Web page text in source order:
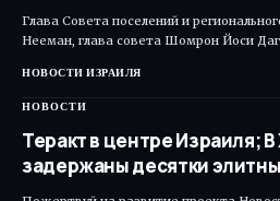
Глава Совета поселений и
Нееман, глава совета Шомрон Йоси
НОВОСТИ ИЗРАИЛЯ
НОВОСТИ
Теракт в центре Израиля;
задержаны десятки